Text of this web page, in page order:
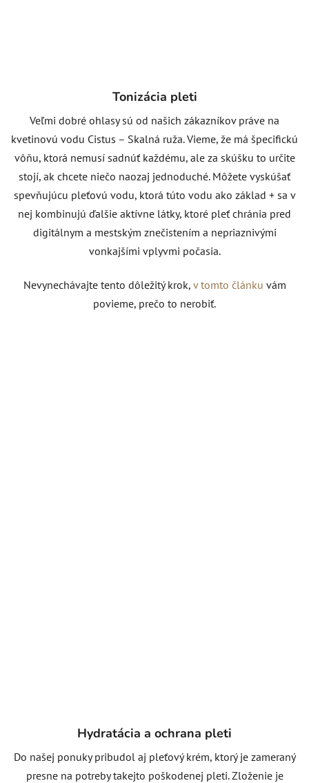
Tonizácia pleti
Veľmi dobré ohlasy sú od našich zákazníkov práve na
kvetinovú vodu Cistus – Skalná ruža. Vieme, že má špecifickú
vôňu, ktorá nemusí sadnúť každému, ale za skúšku to určite
stojí, ak chcete niečo naozaj jednoduché. Môžete vyskúšať
spevňujúcu pleťovú vodu, ktorá túto vodu ako základ + sa v
nej kombinujú ďalšie aktívne látky, ktoré pleť chránia pred
digitálnym a mestským znečistením a nepriaznivými
vonkajšími vplyvmi počasia.
Nevynechávajte tento dôležitý krok, v tomto článku vám
povieme, prečo to nerobiť.
Hydratácia a ochrana pleti
Do našej ponuky pribudol aj pleťový krém, ktorý je zameraný
presne na potreby takejto poškodenej pleti. Zloženie je